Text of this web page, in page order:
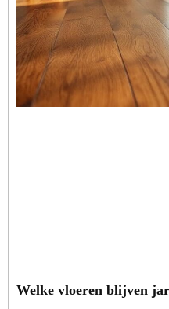
Welke vloeren blijven